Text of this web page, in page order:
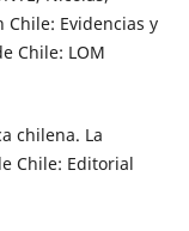
Chile: Evidencias y
Chile: LOM
chilena. La
Chile: Editorial